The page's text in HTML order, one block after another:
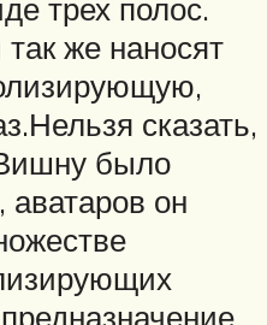
трех полос.
же наносят
сказать,
было
аватаров он